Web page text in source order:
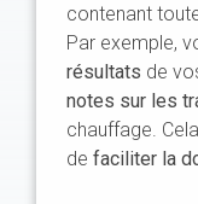
contenant
Par exemple,
résultats de
notes sur les
chauffage.
de faciliter la